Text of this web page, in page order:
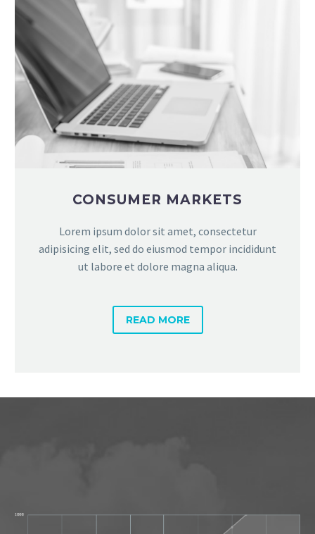
CONSUMER MARKETS
Lorem ipsum dolor sit amet, consectetur
adipisicing elit, sed do eiusmod tempor incididunt
ut labore et dolore magna aliqua.
READ MORE